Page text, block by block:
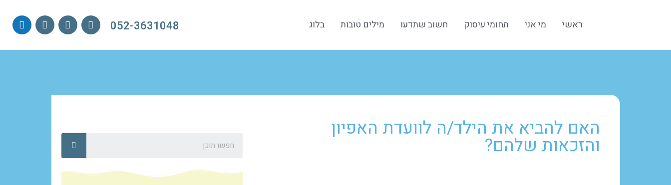
ראשי מי אני תחומי עיסוק חשוב שתדעו מילים טובות בלוג 052-3631048
האם להביא את הילד/ה לוועדת האפיון
והזכאות שלהם?